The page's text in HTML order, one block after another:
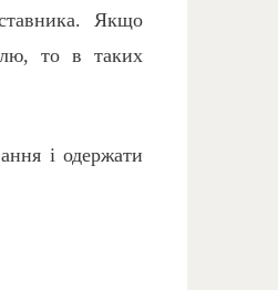
Якщо
то в таких
і одержати